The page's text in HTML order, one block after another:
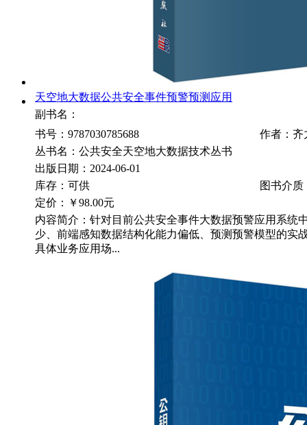
天空地大数据公共安全事件预警预测应用
副书名：
书号：9787030785688
作者：齐
丛书名：公共安全天空地大数据技术丛书
出版日期：2024-06-01
库存：可供
图书介质
定价：
￥98.00元
内容简介：针对目前公共安全事件大数据预警应用系统
少、前端感知数据结构化能力偏低、预测预警模型的实
具体业务应用场...